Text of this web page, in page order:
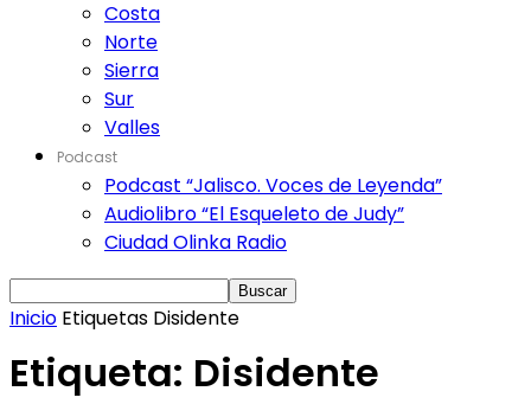
Costa
Norte
Sierra
Sur
Valles
Podcast
Podcast “Jalisco. Voces de Leyenda”
Audiolibro “El Esqueleto de Judy”
Ciudad Olinka Radio
Inicio Etiquetas Disidente
Etiqueta: Disidente